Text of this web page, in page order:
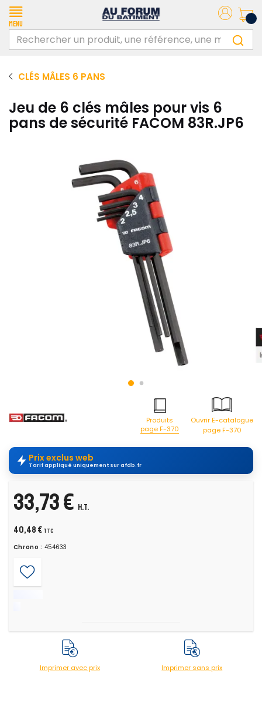
Menu
CLÉS MÂLES 6 PANS
Jeu de 6 clés mâles pour vis 6
pans de sécurité FACOM 83R.JP6
Produits
page F-370
Ouvrir E-catalogue
page F-370
Prix exclus web
Tarif appliqué uniquement sur afdb.fr
33,73 € H.T.
40,48 € TTC
Chrono : 454633
Imprimer avec prix Imprimer sans prix